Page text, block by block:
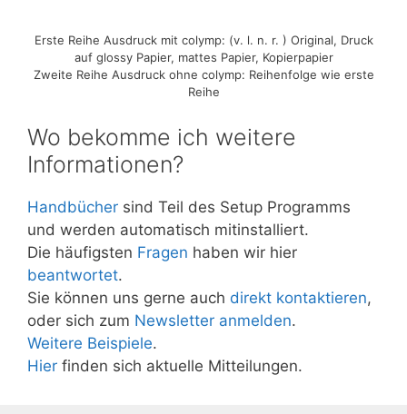
Erste Reihe Ausdruck mit colymp: (v. l. n. r. ) Original, Druck
auf glossy Papier, mattes Papier, Kopierpapier
Zweite Reihe Ausdruck ohne colymp: Reihenfolge wie erste
Reihe
Wo bekomme ich weitere
Informationen?
Handbücher sind Teil des Setup Programms
und werden automatisch mitinstalliert.
Die häufigsten Fragen haben wir hier
beantwortet.
Sie können uns gerne auch direkt kontaktieren,
oder sich zum Newsletter anmelden.
Weitere Beispiele.
Hier finden sich aktuelle Mitteilungen.